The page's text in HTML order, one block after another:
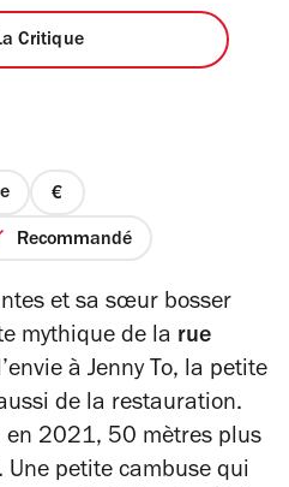
Critique
prix
1
4
Recommandé
et sa sœur bosser
mythique de la rue
à Jenny To, la petite
de la restauration.
en 2021, 50 mètres plus
petite cambuse qui